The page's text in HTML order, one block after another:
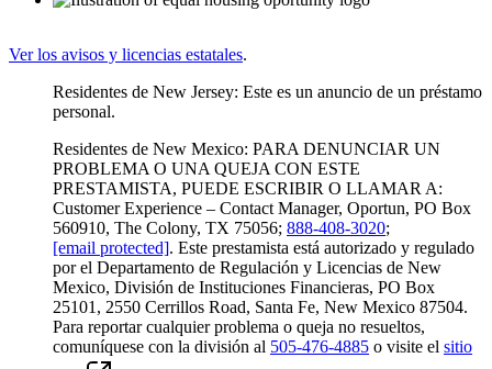
Ver los avisos y licencias estatales.
Residentes de New Jersey: Este es un anuncio de un préstamo
personal.
Residentes de New Mexico: PARA DENUNCIAR UN
PROBLEMA O UNA QUEJA CON ESTE
PRESTAMISTA, PUEDE ESCRIBIR O LLAMAR A:
Customer Experience – Contact Manager, Oportun, PO Box
560910, The Colony, TX 75056; 888-408-3020;
[email protected]. Este prestamista está autorizado y regulado
por el Departamento de Regulación y Licencias de New
Mexico, División de Instituciones Financieras, PO Box
25101, 2550 Cerrillos Road, Santa Fe, New Mexico 87504.
Para reportar cualquier problema o queja no resueltos,
comuníquese con la división al 505-476-4885 o visite el sitio